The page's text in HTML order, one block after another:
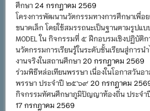
ศึกษา 24 กรกฎาคม 2569
โครงการพัฒนานวัตกรรมทางการศึกษาเพื่อย
ขนาดเล็ก โดยใช้สมรรถนะเป็นฐานตามรูปแบ
MODEL ใน กิจกรรมที่ ๕ ฝึกอบรมเชิงปฏิบัติ
นวัตกรรมการเรียนรู้ในระดับชั้นเรียนสู่การน
งานจริงในสถานศึกษา 20 กรกฎาคม 2569
ร่วมพิธีหล่อเทียนพรรษา เนื่องในโอกาสวันอ
พรรษา ประจำปี ๒๕๖๙ 20 กรกฎาคม
กิจกรรมทัศนศึกษาภูมิปัญญาท้องถิ่น ประจ
17 กรกฎาคม 2569